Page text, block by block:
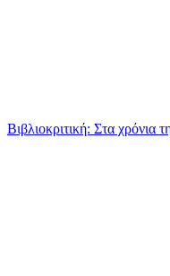
Βιβλιοκριτική: Στα χρόνια